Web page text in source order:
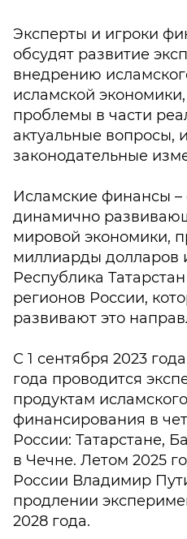
Эксперты и игроки
обсудят развитие
внедрению
исламской
проблемы в части
актуальные вопросы,
законодательные
Исламские финансы –
динамично
мировой экономики,
миллиарды долларов
Республика
регионов России,
развивают это
С 1 сентября 2023
года проводится
продуктам
финансирования в
России: Татарстане,
в Чечне. Летом 2025
России Владимир
продлении
2028 года.